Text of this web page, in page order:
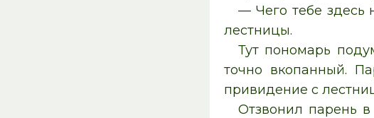
— Чего тебе здесь
лестницы.
Тут пономарь
точно вкопанный.
привидение с
Отзвонил парень